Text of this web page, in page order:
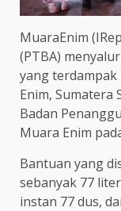
MuaraEnim
(PTBA)
yang
Enim, Sumatera
Badan
Muara Enim
Bantuan yang
sebanyak 77
instan 77 dus,